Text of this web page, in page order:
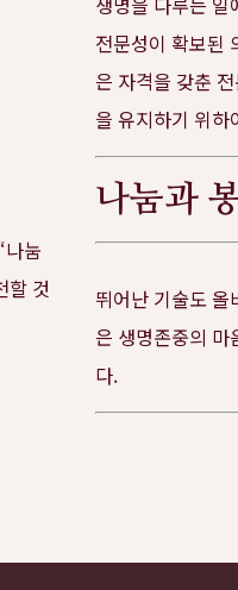
눔
할 것
전문성이 확보된
은 자격을 갖춘
을 유지하기 위
나눔과
뛰어난 기술도
은 생명존중의 마
다.